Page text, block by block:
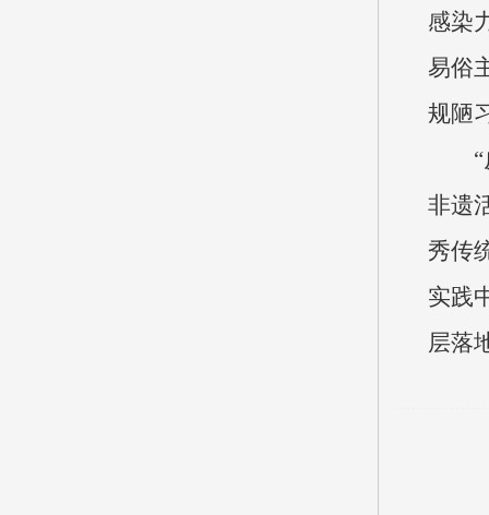
感染
易俗
规陋
非遗
秀传
实践
层落